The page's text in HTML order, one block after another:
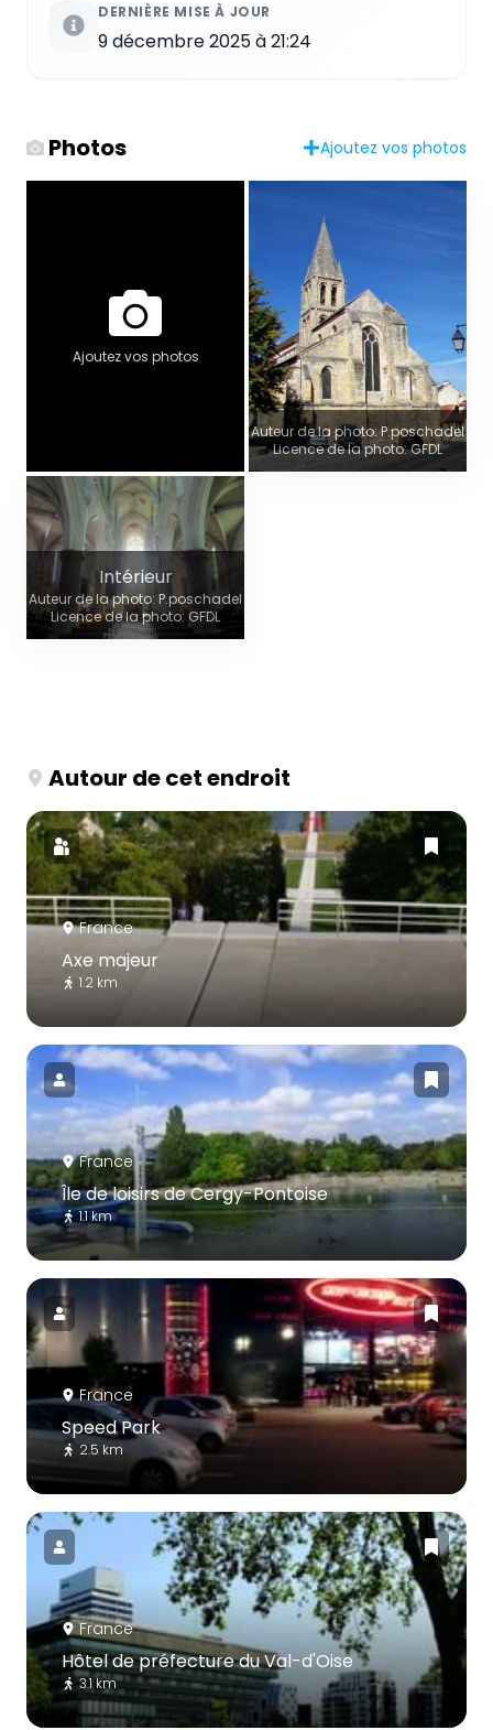
DERNIÈRE MISE À JOUR
9 décembre 2025 à 21:24
Photos Ajoutez vos photos
Ajoutez vos photos
Auteur de la photo: P.poschadel
Licence de la photo: GFDL
Intérieur
Auteur de la photo: P.poschadel
Licence de la photo: GFDL
Autour de cet endroit
France
Axe majeur
1.2 km
France
Île de loisirs de Cergy-Pontoise
1.1 km
France
Speed Park
2.5 km
France
Hôtel de préfecture du Val-d'Oise
3.1 km